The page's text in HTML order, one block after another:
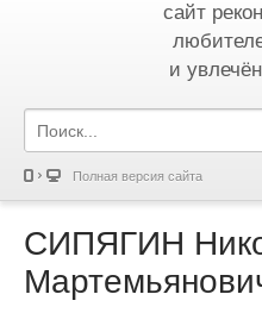
сайт
и
Полная версия сайта
СИПЯГИН